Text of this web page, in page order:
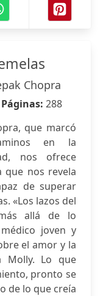
Chopra
288
que marcó
en la
nos ofrece
que nos revela
de superar
«Los lazos del
allá de lo
joven y
el amor y la
Molly. Lo que
pronto se
de lo que creía